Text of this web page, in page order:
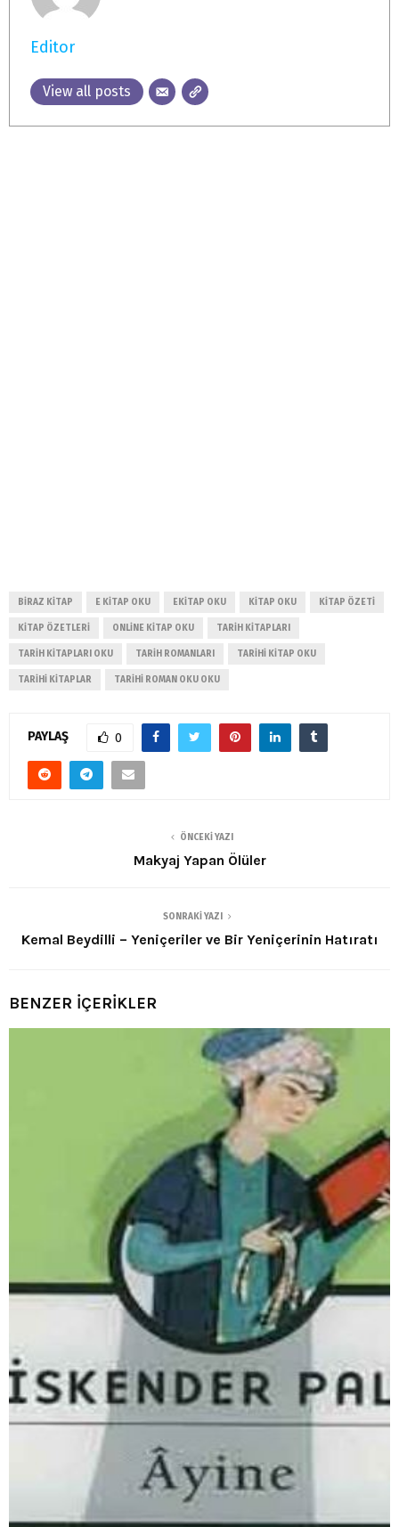
Editor
View all posts
BIRAZ KITAP E KITAP OKU EKITAP OKU KITAP OKU KITAP ÖZETI
KITAP ÖZETLERI ONLINE KITAP OKU TARIH KITAPLARI
TARIH KITAPLARI OKU TARIH ROMANLARI TARIHI KITAP OKU
TARIHI KITAPLAR TARIHI ROMAN OKU OKU
PAYLAŞ 0
ÖNCEKI YAZI
Makyaj Yapan Ölüler
SONRAKI YAZI
Kemal Beydilli – Yeniçeriler ve Bir Yeniçerinin Hatıratı
BENZER İÇERİKLER